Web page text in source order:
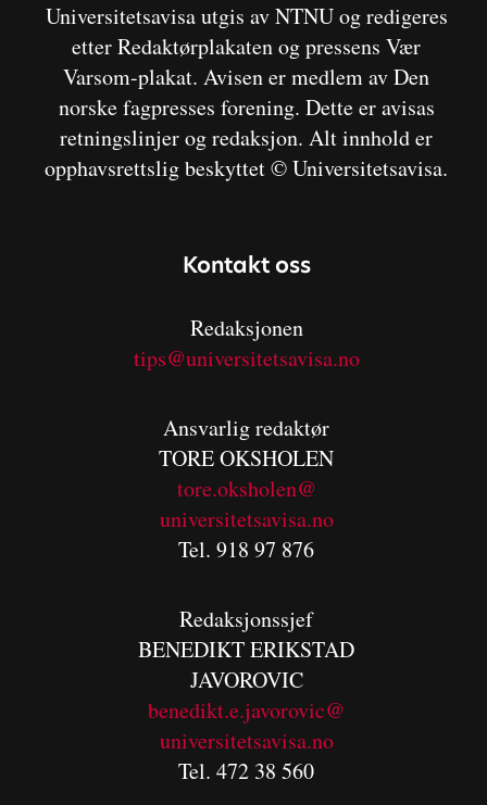
Universitetsavisa utgis av NTNU og redigeres
etter Redaktørplakaten og pressens Vær
Varsom-plakat. Avisen er medlem av Den
norske fagpresses forening. Dette er avisas
retningslinjer og redaksjon. Alt innhold er
opphavsrettslig beskyttet © Universitetsavisa.
Kontakt oss
Redaksjonen
tips@universitetsavisa.no
Ansvarlig redaktør
TORE OKSHOLEN
tore.oksholen@
universitetsavisa.no
Tel. 918 97 876
Redaksjonssjef
BENEDIKTERIKSTAD
JAVOROVIC
benedikt.e.javorovic@
universitetsavisa.no
Tel. 472 38 560